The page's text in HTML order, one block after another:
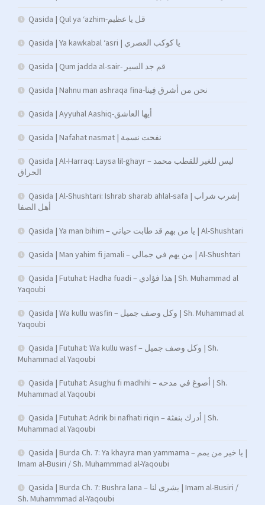
Qasida | Qul ya ‘azhim-قل يا عظيم
Qasida | Ya kawkabal ‘asri | يا كوكب العصري
Qasida | Qum jadda al-sair- قم جد السير
Qasida | Nahnu man ashraqa fina-نحن من أشرق فِينا
Qasida | Ayyuhal Aashiq-أيها العاشق
Qasida | Nafahat nasmat | نفحت نسمة
Qasida | Al-Harraq: Laysa lil-ghayr – ليس للغير للقطب محمد
الحراق
Qasida | Al-Shushtari: Ishrab sharab ahlal-safa | إشرب شراب
أهل الصفا
Qasida | Ya man bihim – يا من بهم قد طابت حياتي | Al-Shushtari
Qasida | Man yahim fi jamali – من يهم في جمالي | Al-Shushtari
Qasida | Futuhat: Hadha fuadi – هذا فؤادي | Sh. Muhammad al
Yaqoubi
Qasida | Wa kullu wasfin – وكل وصف جميل | Sh. Muhammad al
Yaqoubi
Qasida | Futuhat: Wa kullu wasf – وكل وصف جميل | Sh.
Muhammad al Yaqoubi
Qasida | Futuhat: Asughu fi madhihi – أصوغ في مدحه | Sh.
Muhammad al Yaqoubi
Qasida | Futuhat: Adrik bi nafhati riqin – أدرك بنفثة | Sh.
Muhammad al Yaqoubi
Qasida | Burda Ch. 7: Ya khayra man yammama – يا خير من يمم |
Imam al-Busiri / Sh. Muhammmad al-Yaqoubi
Qasida | Burda Ch. 7: Bushra lana – بشرى لنا | Imam al-Busiri /
Sh. Muhammmad al-Yaqoubi